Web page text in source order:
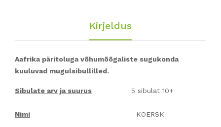
Kirjeldus
Aafrika päritoluga võhumõõgaliste sugukonda
kuuluvad mugulsibullilled.
Sibulate arv ja suurus 5 sibulat 10+
Nimi KOERSK